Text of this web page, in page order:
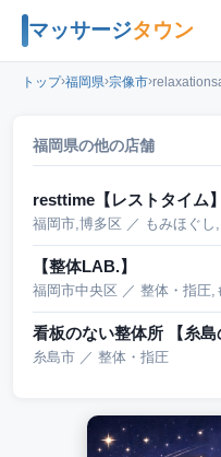
マッサージタウン
トップ›福岡県›宗像市›
福岡県の他の店舗
resttime【レストタイム】
福岡市,博多区 ／ もみほぐ
【整体LAB.】
福岡市中央区 ／ 整体・指圧
看板のない整体所 【糸島
糸島市 ／ 整体・指圧